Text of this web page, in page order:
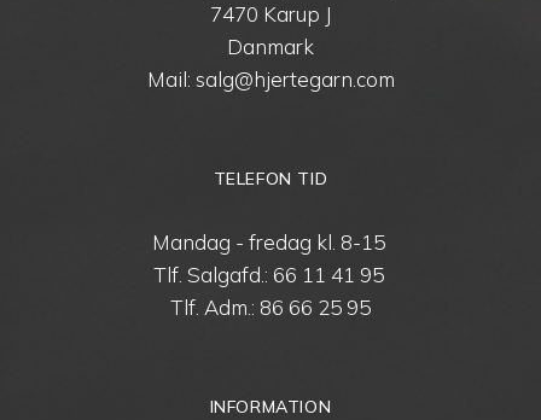
7470 Karup J
Danmark
Mail: salg@hjertegarn.com
TELEFON TID
Mandag - fredag kl. 8-15
Tlf. Salgafd.: 66 11 41 95
Tlf. Adm.: 86 66 25 95
INFORMATION